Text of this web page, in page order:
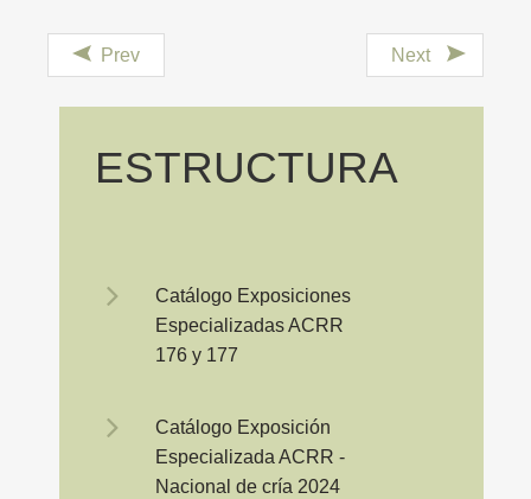
Prev Next
ESTRUCTURA
Catálogo Exposiciones
Especializadas ACRR
176 y 177
Catálogo Exposición
Especializada ACRR -
Nacional de cría 2024